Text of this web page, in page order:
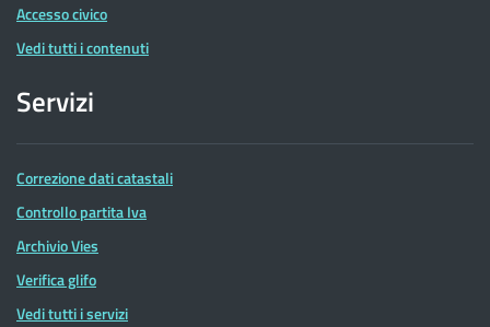
Accesso civico
Vedi tutti i contenuti
Servizi
Correzione dati catastali
Controllo partita Iva
Archivio Vies
Verifica glifo
Vedi tutti i servizi